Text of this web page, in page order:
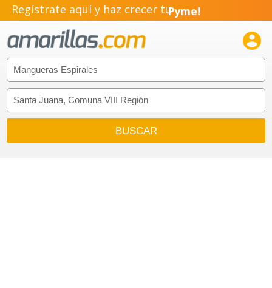
Regístrate aquí y haz crecer tuPyme!
Emprendimiento!
